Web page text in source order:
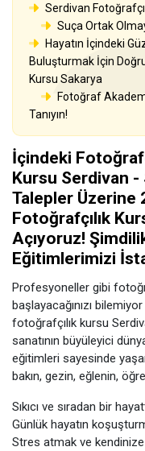
Serdivan
Suça Ortak
Hayatın İçindeki
Buluşturmak İçin
Kursu Sakarya
Fotoğraf
Tanıyın!
İçindeki
Kursu Serdivan -
Talepler
Fotoğrafçılık
Açıyoruz!
Eğitimlerimizi
Profesyoneller gibi
başlayacağınızı
fotoğrafçılık kursu
sanatının büyüleyici
eğitimleri sayesinde
bakın, gezin, eğlenin,
Sıkıcı ve sıradan bir
Günlük hayatın
Stres atmak ve